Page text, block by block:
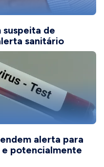
de
sanitário
alerta para
potencialmente